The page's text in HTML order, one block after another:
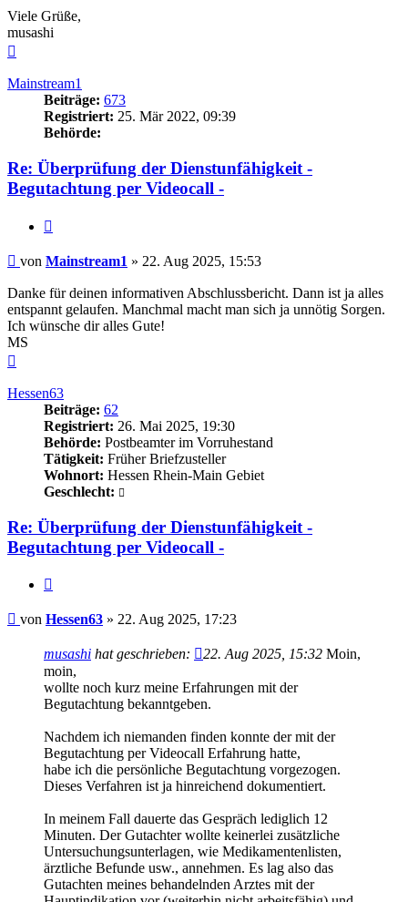
Viele Grüße,
musashi
Mainstream1
Beiträge: 673
Registriert: 25. Mär 2022, 09:39
Behörde:
Re: Überprüfung der Dienstunfähigkeit -
Begutachtung per Videocall -
Beitrag
von Mainstream1 » 22. Aug 2025, 15:53
Danke für deinen informativen Abschlussbericht. Dann ist ja alles
entspannt gelaufen. Manchmal macht man sich ja unnötig Sorgen.
Ich wünsche dir alles Gute!
MS
Hessen63
Beiträge: 62
Registriert: 26. Mai 2025, 19:30
Behörde: Postbeamter im Vorruhestand
Tätigkeit: Früher Briefzusteller
Wohnort: Hessen Rhein-Main Gebiet
Geschlecht:
Re: Überprüfung der Dienstunfähigkeit -
Begutachtung per Videocall -
Beitrag
von Hessen63 » 22. Aug 2025, 17:23
musashi hat geschrieben: 22. Aug 2025, 15:32 Moin,
moin,
wollte noch kurz meine Erfahrungen mit der
Begutachtung bekanntgeben.
Nachdem ich niemanden finden konnte der mit der
Begutachtung per Videocall Erfahrung hatte,
habe ich die persönliche Begutachtung vorgezogen.
Dieses Verfahren ist ja hinreichend dokumentiert.
In meinem Fall dauerte das Gespräch lediglich 12
Minuten. Der Gutachter wollte keinerlei zusätzliche
Untersuchungsunterlagen, wie Medikamentenlisten,
ärztliche Befunde usw., annehmen. Es lag also das
Gutachten meines behandelnden Arztes mit der